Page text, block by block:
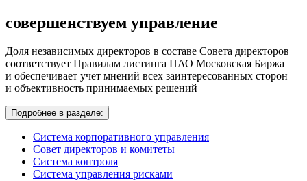
совершенствуем управление
Доля независимых директоров в составе Совета директоров
соответствует Правилам листинга ПАО Московская Биржа
и обеспечивает учет мнений всех заинтересованных сторон
и объективность принимаемых решений
Подробнее в разделе:
Система корпоративного управления
Совет директоров и комитеты
Система контроля
Система управления рисками